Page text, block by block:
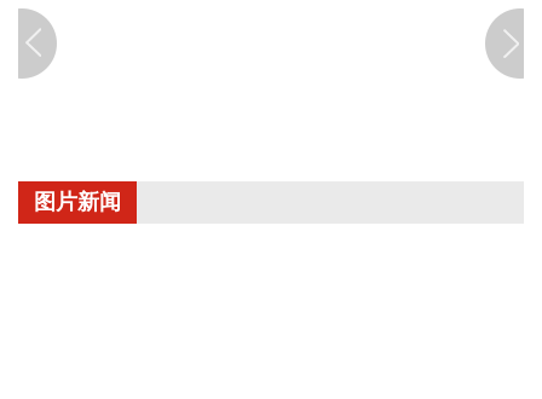
2026-08-09 18:00:23
岸电作业成效尤为突出，单月接电量同比提升3.8%、环比提升
15.4%，成功刷新码头单月岸电接电量历史纪录。船舶岸电是
图片新闻